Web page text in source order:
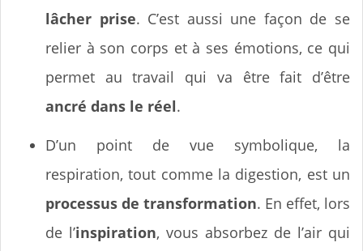
lâcher prise. C’est aussi une façon de se
relier à son corps et à ses émotions, ce qui
permet au travail qui va être fait d’être
ancré dans le réel.
D’un point de vue symbolique, la
respiration, tout comme la digestion, est un
processus de transformation. En effet, lors
de l’inspiration, vous absorbez de l’air qui